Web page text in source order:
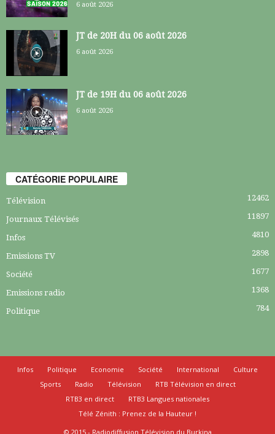
6 août 2026
JT de 20H du 06 août 2026
6 août 2026
JT de 19H du 06 août 2026
6 août 2026
CATÉGORIE POPULAIRE
Télévision 12462
Journaux Télévisés 11897
Infos 4810
Emissions TV 2898
Société 1677
Emissions radio 1368
Politique 784
Infos Politique Economie Société International
Culture
Sports
Radio Télévision
RTB Télévision en direct
RTB3 en direct
RTB3 Langues nationales
Télé Zénith : Prenez de la Hauteur !
© 2015 - Radiodiffusion Télévision du Burkina